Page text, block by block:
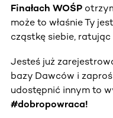
Finałach WOŚP
może to właśnie Ty
cząstkę siebie, ratując
Jesteś już
bazy Dawców i
udostępnić innym to
#dobropowraca!